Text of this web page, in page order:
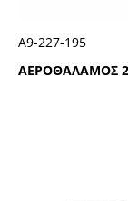
ΑΕΡΟΘΑΛΑΜΟΣ
Α9-227-195